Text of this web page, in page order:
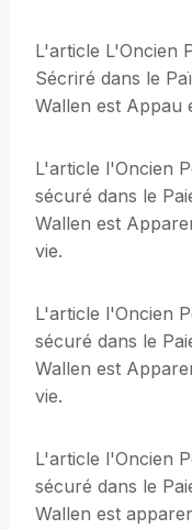
L'article L'Oncien
Sécriré dans le
Wallen est Appau
L'article l'Oncien
sécuré dans le
Wallen est
vie.
L'article l'Oncien
sécuré dans le
Wallen est
vie.
L'article l'Oncien
sécuré dans le
Wallen est